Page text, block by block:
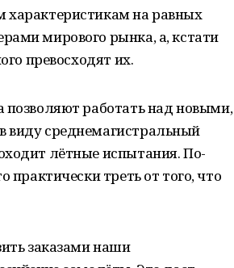
характеристикам на равных
мирового рынка, а, кстати
превосходят их.
позволяют работать над новыми,
виду среднемагистральный
лётные испытания. По-
треть от того, что
заказами наши